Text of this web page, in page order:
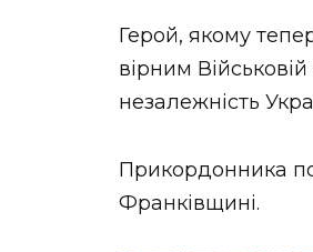
Герой, якому
вірним
незалежність
Прикордонника
Франківщині.